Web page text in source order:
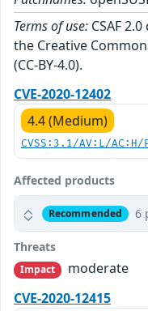
Terms of use: CSAF
the Creative
(CC-BY-4.0).
CVE-2020-12402
4.4 (Medium)
CVSS:3.1/AV:L/
Affected products
Recommended 6
Threats
Impact
moderate
CVE-2020-12415